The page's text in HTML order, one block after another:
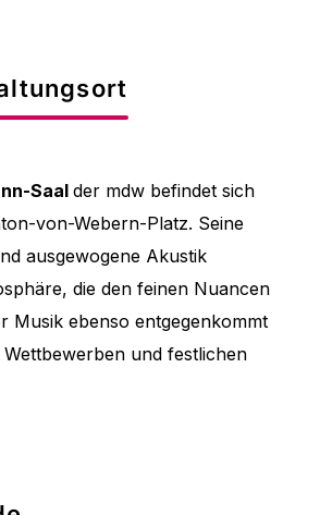
Saal der mdw befindet sich
von-Webern-Platz. Seine
ausgewogene Akustik
die den feinen Nuancen
Musik ebenso entgegenkommt
und festlichen